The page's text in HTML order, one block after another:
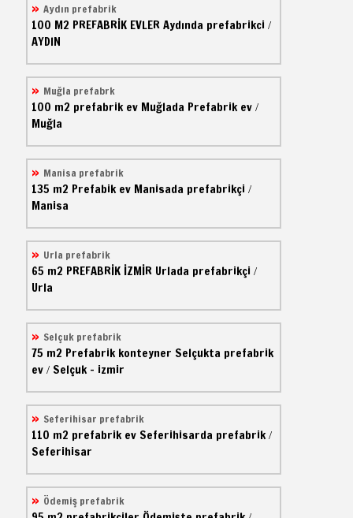
Aydın prefabrik
100 M2 PREFABRİK EVLERAydında prefabrikci /
AYDIN
Muğla prefabrk
100 m2 prefabrik ev Muğlada Prefabrik ev/
Muğla
Manisa prefabrik
135 m2 Prefabik ev Manisada prefabrikçi /
Manisa
Urla prefabrik
65 m2 PREFABRİK İZMİR Urlada prefabrikçi /
Urla
Selçuk prefabrik
75 m2 Prefabrik konteyner Selçukta prefabrik
ev/ Selçuk - izmir
Seferihisar prefabrik
110 m2 prefabrik ev Seferihisarda prefabrik/
Seferihisar
Ödemiş prefabrik